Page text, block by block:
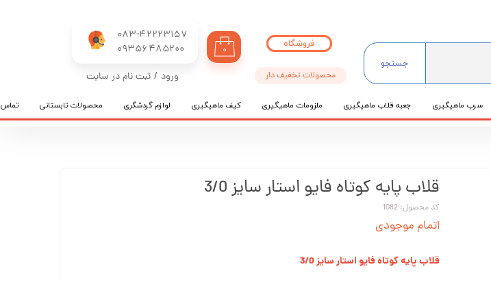
083-42223157
​​​​​​​09356485200
جستجو
۰
ورود / ثبت نام در سایت
تغییر گذر واژه
سرب ماهیگیری جعبه قلاب ماهیگیری ملزومات ماهیگیری کیف ماهیگیری لوازم گردشگری محصولات تابستانی تماس
محصولات تخفیف دار
فروشگاه
قلاب پایه کوتاه فایو استار سایز 3/0
کد محصول: 1082
اتمام موجودی
قلاب پایه کوتاه فایو استار سایز 3/0